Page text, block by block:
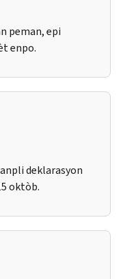
peman, epi
enpo.
deklarasyon
oktòb.